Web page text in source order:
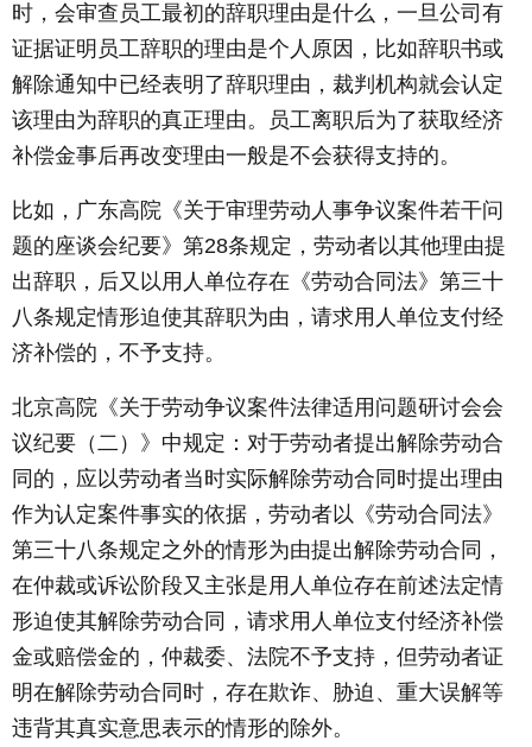
时，会审查员工最初的辞职理由是什么，一旦公司有
证据证明员工辞职的理由是个人原因，比如辞职书或
解除通知中已经表明了辞职理由，裁判机构就会认定
该理由为辞职的真正理由。员工离职后为了获取经济
补偿金事后再改变理由一般是不会获得支持的。
比如，广东高院《关于审理劳动人事争议案件若干问
题的座谈会纪要》第28条规定，劳动者以其他理由提
出辞职，后又以用人单位存在《劳动合同法》第三十
八条规定情形迫使其辞职为由，请求用人单位支付经
济补偿的，不予支持。
北京高院《关于劳动争议案件法律适用问题研讨会会
议纪要（二）》中规定：对于劳动者提出解除劳动合
同的，应以劳动者当时实际解除劳动合同时提出理由
作为认定案件事实的依据，劳动者以《劳动合同法》
第三十八条规定之外的情形为由提出解除劳动合同，
在仲裁或诉讼阶段又主张是用人单位存在前述法定情
形迫使其解除劳动合同，请求用人单位支付经济补偿
金或赔偿金的，仲裁委、法院不予支持，但劳动者证
明在解除劳动合同时，存在欺诈、胁迫、重大误解等
违背其真实意思表示的情形的除外。